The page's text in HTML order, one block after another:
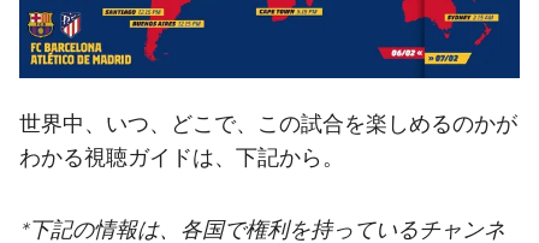
世界中、いつ、どこで、この試合を楽しめるのかが
わかる視聴ガイドは、下記から。
*下記の情報は、各国で権利を持っているチャンネ